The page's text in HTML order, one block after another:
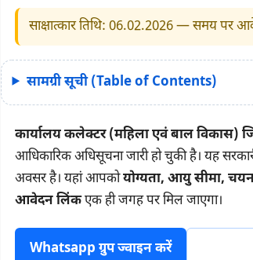
साक्षात्कार तिथि: 06.02.2026 — समय पर
सामग्री सूची (Table of Contents)
कार्यालय कलेक्टर (महिला एवं बाल विकास)
आधिकारिक अधिसूचना जारी हो चुकी है। यह
अवसर है। यहां आपकोयोग्यता, आयु सीमा,
आवेदन लिंकएक ही जगह पर मिल जाएगा।
Whatsapp ग्रुप ज्वाइन करें